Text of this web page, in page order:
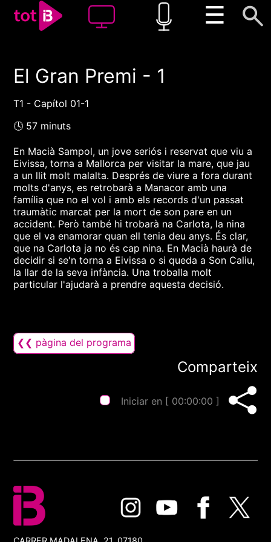
☰
00:00 00:00
1x
El Gran Premi - 1
T1 - Capítol 01-1
🕓 57 minuts
En Macià Sampol, un jove seriós i reservat que viu a
Eivissa, torna a Mallorca per visitar la mare, que jau
a un llit molt malalta. Després de viure a fora durant
molts d'anys, es retrobarà a Manacor amb una
família que no el vol i amb els records d'un passat
traumàtic marcat per la mort de son pare en un
accident. Però també hi trobarà na Carlota, la nina
que el va enamorar quan ell tenia deu anys. És clar,
que na Carlota ja no és cap nina. En Macià haurà de
decidir si se'n torna a Eivissa o si queda a Son Caliu,
la llar de la seva infància. Una troballa molt
particular l'ajudarà a prendre aquesta decisió.
❮❮ pàgina del programa
Comparteix
Iniciar en [ 00:00:00 ]